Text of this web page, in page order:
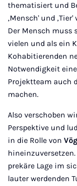
thematisiert und
‚Mensch' und
Der Mensch muss
vielen und als ein
Kohabitierenden
Notwendigkeit
Projektteam auch
machen.
Also verschoben
Perspektive und
in die Rolle von
prekäre Lage im
lauter werdenden